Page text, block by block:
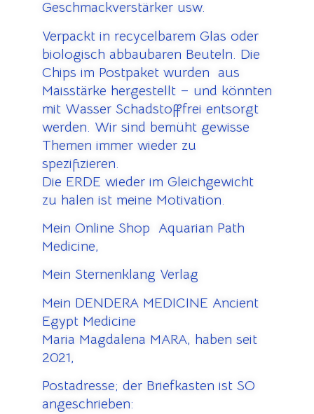
Geschmackverstärker usw.
Verpackt in recycelbarem Glas oder
biologisch abbaubaren Beuteln. Die
Chips im Postpaket wurden aus
Maisstärke hergestellt – und könnten
mit Wasser Schadstofffrei entsorgt
werden. Wir sind bemüht gewisse
Themen immer wieder zu
spezifizieren.
Die ERDE wieder im Gleichgewicht
zu halen ist meine Motivation.
Mein Online Shop Aquarian Path
Medicine,
Mein Sternenklang Verlag
Mein DENDERA MEDICINE Ancient
Egypt Medicine
Maria Magdalena MARA, haben seit
2021,
Postadresse; der Briefkasten ist SO
angeschrieben: